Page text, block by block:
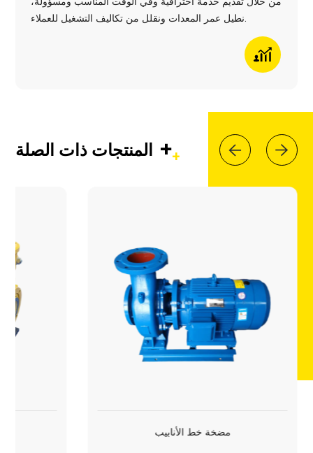
المنتجات ذات الصلة +
مضخة خط الأنابيب